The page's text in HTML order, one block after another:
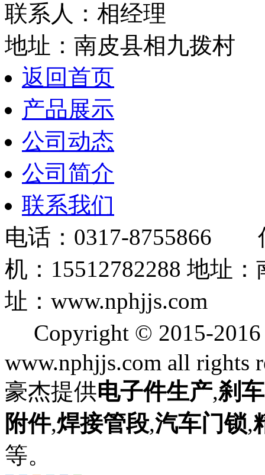
联系人：相经理
地址：南皮县相九拨村
返回首页
产品展示
公司动态
公司简介
联系我们
电话：0317-8755866
机：15512782288 地
址：www.nphjjs.com
Copyright © 2015-
www.nphjjs.com all rights
豪杰提供电子件生产,刹
附件,焊接管段,汽车门锁,
等。